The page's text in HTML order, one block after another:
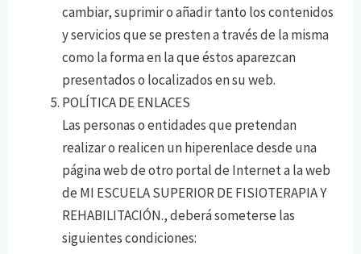
cambiar, suprimir o añadir tanto los contenidos
y servicios que se presten a través de la misma
como la forma en la que éstos aparezcan
presentados o localizados en su web.
POLÍTICA DE ENLACES
Las personas o entidades que pretendan
realizar o realicen un hiperenlace desde una
página web de otro portal de Internet a la web
de MI ESCUELA SUPERIOR DE FISIOTERAPIA Y
REHABILITACIÓN., deberá someterse las
siguientes condiciones: